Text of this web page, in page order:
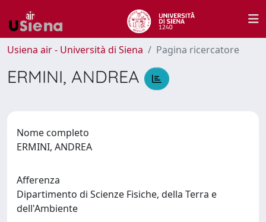
Usiena air - Università di Siena Pagina ricercatore
ERMINI, ANDREA
Nome completo
ERMINI, ANDREA
Afferenza
Dipartimento di Scienze Fisiche, della Terra e
dell'Ambiente